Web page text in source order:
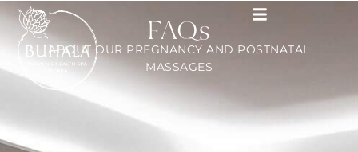
FAQs
ABOUT OUR PREGNANCY AND POSTNATAL
MASSAGES